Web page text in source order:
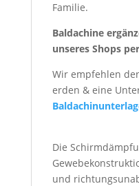
Familie.
Baldachine
unseres Shops
Wir empfehlen
erden & eine
Die
und